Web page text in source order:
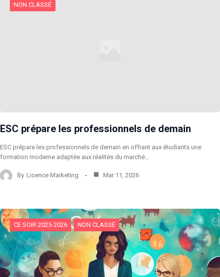
NON CLASSÉ
ESC prépare les professionnels de demain
ESC prépare les professionnels de demain en offrant aux étudiants une
formation moderne adaptée aux réalités du marché…
By Licence Marketing Mar 11, 2026
CE SOIR 2025-2026 NON CLASSÉ